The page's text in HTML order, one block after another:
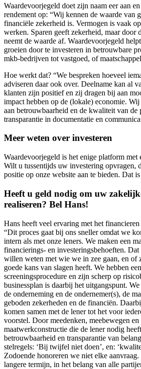
Waardevoorjegeld doet zijn naam eer aan
rendement op: “Wij kennen de waarde van
financiële zekerheid is. Vermogen is vaak
werken. Sparen geeft zekerheid, maar door
neemt de waarde af. Waardevoorjegeld
groeien door te investeren in betrouwbare
mkb-bedrijven tot vastgoed, of
Hoe werkt dat? “We bespreken hoeveel
adviseren daar ook over. Deelname kan al
klanten zijn positief en zij dragen bij aan
impact hebben op de (lokale) economie.
aan betrouwbaarheid en de kwaliteit van de
transparantie in documentatie en
Meer weten over investeren
Waardevoorjegeld is het enige platform met
Wilt u tussentijds uw investering opvragen,
positie op onze website aan te bieden. Dat
Heeft u geld nodig om uw
realiseren? Bel Hans!
Hans heeft veel ervaring met het
“Dit proces gaat bij ons sneller omdat we
intern als met onze leners. We maken een
financierings- en investeringsbehoeften.
willen weten met wie we in zee gaan, en of
goede kans van slagen heeft. We hebben
screeningsprocedure en zijn scherp op
businessplan is daarbij het uitgangspunt.
de onderneming en de ondernemer(s), de
geboden zekerheden en de financiën.
komen samen met de lener tot het voor
voorstel. Door meedenken, meebewegen en
maatwerkconstructie die de lener nodig
betrouwbaarheid en transparantie van
stelregels: ‘Bij twijfel niet doen’, en:
Zodoende honoreren we niet elke
langere termijn, in het belang van alle